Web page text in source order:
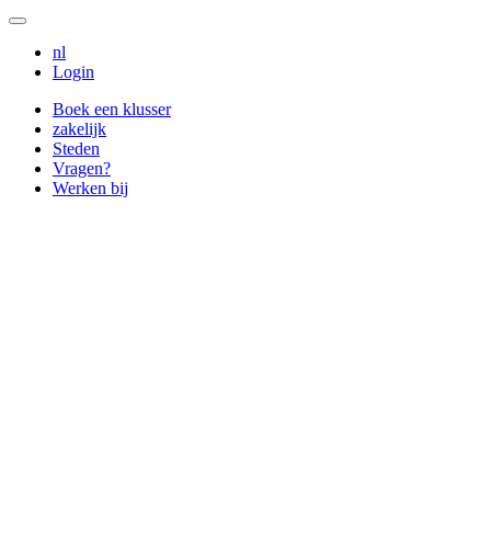
nl
Login
Boek een klusser
zakelijk
Steden
Vragen?
Werken bij